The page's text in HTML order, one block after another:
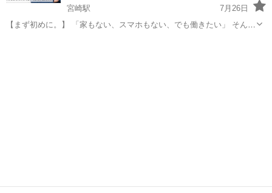
宮崎駅
7月26日
【まず初めに。】 「家もない、スマホもない、でも働きたい」 そんな